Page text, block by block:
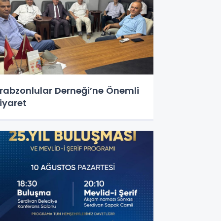
Derneği’ne Önemli